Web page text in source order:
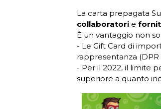
La carta prepagata
collaboratori e
È un vantaggio non
- Le Gift Card di
rappresentanza (DPR
- Per il 2022, il limite
superiore a quanto